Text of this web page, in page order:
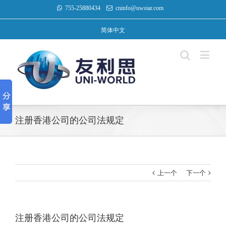
755-25880434 cninfo@uwstar.com
简体中文
注册香港公司的公司法规定
上一个 下一个
注册香港公司的公司法规定